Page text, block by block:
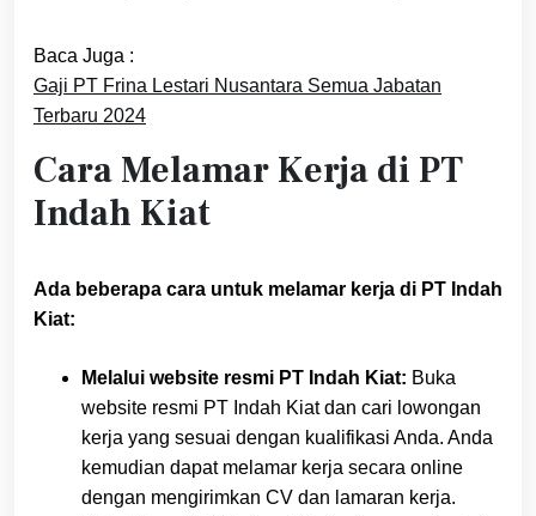
Baca Juga :
Gaji PT Frina Lestari Nusantara Semua Jabatan
Terbaru 2024
Cara Melamar Kerja di PT
Indah Kiat
Ada beberapa cara untuk melamar kerja di PT Indah
Kiat:
Melalui website resmi PT Indah Kiat: Buka
website resmi PT Indah Kiat dan cari lowongan
kerja yang sesuai dengan kualifikasi Anda. Anda
kemudian dapat melamar kerja secara online
dengan mengirimkan CV dan lamaran kerja.